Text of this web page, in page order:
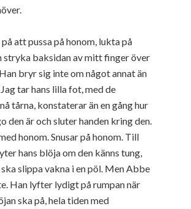
på att pussa på honom, lukta på
stryka baksidan av mitt finger över
bryr sig inte om något annat än
tar hans lilla fot, med de
tårna, konstaterar än en gång hur
den är och sluter handen kring den.
honom. Snusar på honom. Till
hans blöja om den känns tung,
slippa vakna i en pöl. Men Abbe
Han lyfter lydigt på rumpan när
ska på, hela tiden med